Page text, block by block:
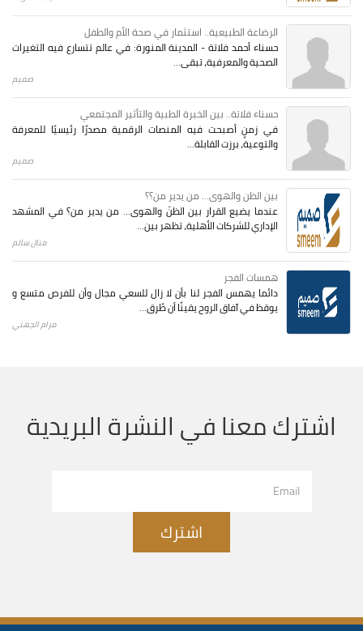
الرضاعة الطبيعية.. استثمار في صحة الأم والطفل
حسناء أحمد فلاتة - المدينة المنورة: في عالم تتسارع فيه التغيرات
الصحية والمعرفية، تبقى...
صميم
حسناء فلاتة.. بين الخبرة الطبية والتأثير المجتمعي
في زمنٍ أصبحت فيه المنصات الرقمية مصدرًا رئيسيًا للمعرفة
والتوعية، برزت القابلة...
صميم
بين الظن والهوى... من يدير من؟؟
عندما يضيع القرار بين الظنّ والهوى… من يدير من؟ في المشهد
الإداري للشركات الأهلية، تظهر بين...
منال سالم
همسات الفجر
دائما يهمس الفجر لنا بأن لا زال للسعي مجال وأن للفرص متسع و
يوقظ في آفاق الروح يقينًا أن طُرق...
مرام الجهني
اشترك معنا في النشرة البريدية
اشترك